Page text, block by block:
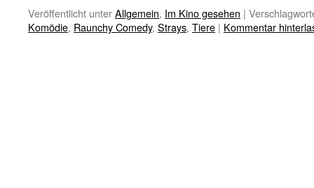
Veröffentlicht unterAllgemein, Im Kino gesehen |
Komödie, Raunchy Comedy, Strays, Tiere | Kommentar